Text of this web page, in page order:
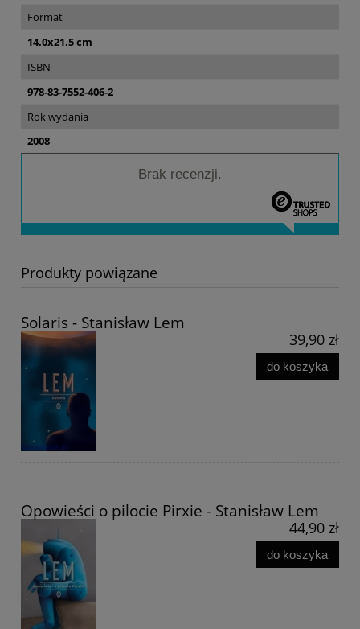
Format
14.0x21.5 cm
ISBN
978-83-7552-406-2
Rok wydania
2008
Brak recenzji.
Produkty powiązane
Solaris - Stanisław Lem
39,90 zł
do koszyka
Opowieści o pilocie Pirxie - Stanisław Lem
44,90 zł
do koszyka